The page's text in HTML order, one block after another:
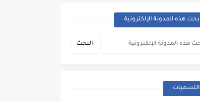
بحث هذه المدونة الإلكترونية
التسميات